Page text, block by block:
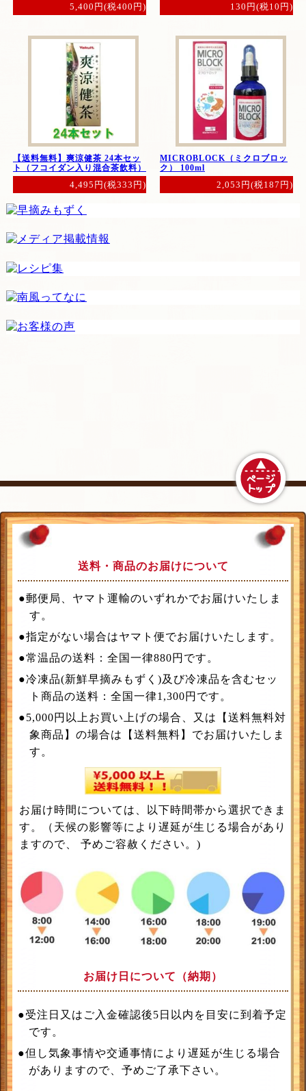
5,400円(税400円) 130円(税10円)
【送料無料】爽涼健茶 24本セッ
ト（フコイダン入り混合茶飲料）
4,495円(税333円)
MICROBLOCK（ミクロブロッ
ク） 100ml
2,053円(税187円)
送料・商品のお届けについて
●郵便局、ヤマト運輸のいずれかでお届けいたしま
す。
●指定がない場合はヤマト便でお届けいたします。
●常温品の送料：全国一律880円です。
●冷凍品(新鮮早摘みもずく)及び冷凍品を含むセッ
ト商品の送料：全国一律1,300円です。
●5,000円以上お買い上げの場合、又は【送料無料対
象商品】の場合は【送料無料】でお届けいたしま
す。
お届け時間については、以下時間帯から選択できま
す。（天候の影響等により遅延が生じる場合があり
ますので、 予めご容赦ください。)
お届け日について（納期）
●受注日又はご入金確認後5日以内を目安に到着予定
です。
●但し気象事情や交通事情により遅延が生じる場合
がありますので、予めご了承下さい。